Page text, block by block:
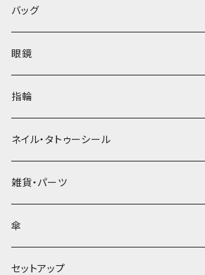
バッグ
眼鏡
指輪
ネイル・タトゥーシール
雑貨・パーツ
傘
セットアップ